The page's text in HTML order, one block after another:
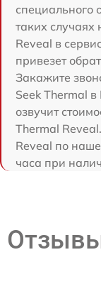
специального
таких случаях
Reveal в
привезет
Закажите
Seek Thermal в
озвучит
Thermal
Reveal по
часа при